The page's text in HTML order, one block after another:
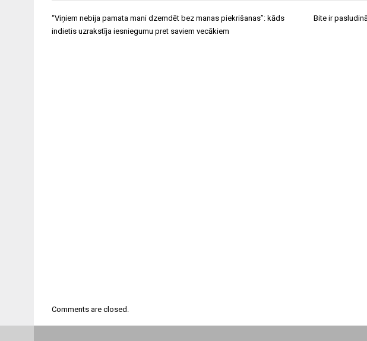
Ziņu
izvēlne
“Viņiem nebija pamata mani dzemdēt bez manas piekrišanas”: kāds
indietis uzrakstīja iesniegumu pret saviem vecākiem
Bite ir
Comments are closed.